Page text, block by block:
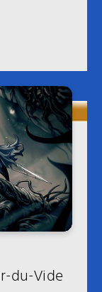
du-Vide